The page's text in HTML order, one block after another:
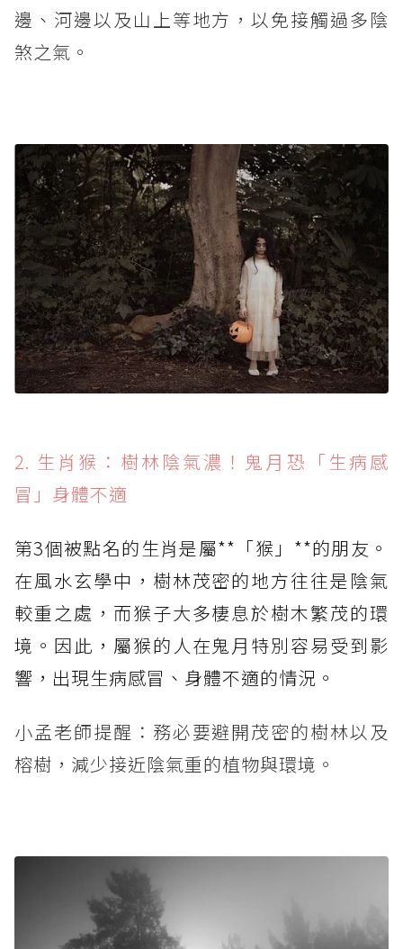
邊、河邊以及山上等地方，以免接觸過多陰
煞之氣。
2. 生肖猴：樹林陰氣濃！鬼月恐「生病感
冒」身體不適
第3個被點名的生肖是屬**「猴」**的朋友。
在風水玄學中，樹林茂密的地方往往是陰氣
較重之處，而猴子大多棲息於樹木繁茂的環
境。因此，屬猴的人在鬼月特別容易受到影
響，出現生病感冒、身體不適的情況。
小孟老師提醒：務必要避開茂密的樹林以及
榕樹，減少接近陰氣重的植物與環境。